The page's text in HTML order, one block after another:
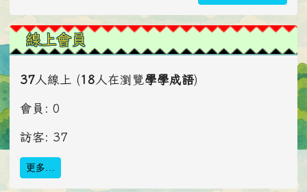
線上會員
37 人線上 (18 人在瀏覽學學成語)
會員: 0
訪客: 37
更多…